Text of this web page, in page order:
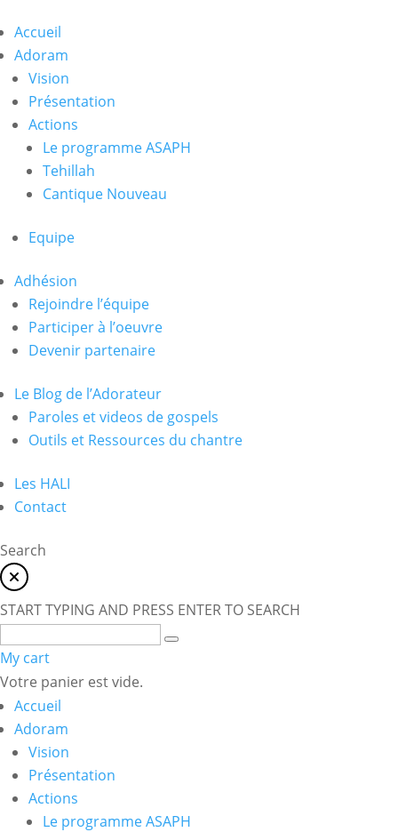
Accueil
Adoram
Vision
Présentation
Actions
Le programme ASAPH
Tehillah
Cantique Nouveau
Equipe
Adhésion
Rejoindre l’équipe
Participer à l’oeuvre
Devenir partenaire
Le Blog de l’Adorateur
Paroles et videos de gospels
Outils et Ressources du chantre
Les HALI
Contact
Search
START TYPING AND PRESS ENTER TO SEARCH
My cart
Votre panier est vide.
Accueil
Adoram
Vision
Présentation
Actions
Le programme ASAPH